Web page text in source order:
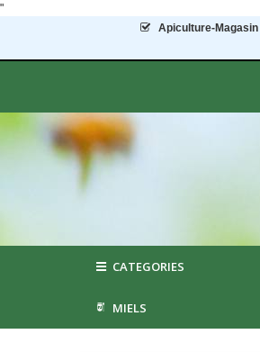
"
Apiculture-Magasin
CATEGORIES
MIELS